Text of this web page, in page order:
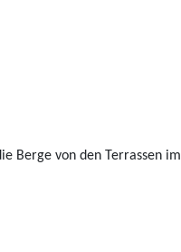
Berge von den Terrassen im